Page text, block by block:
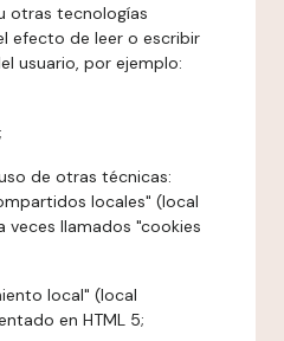
otras tecnologías
efecto de leer o escribir
usuario, por ejemplo:
de otras técnicas:
locales" (local
veces llamados "cookies
local" (local
en HTML 5;